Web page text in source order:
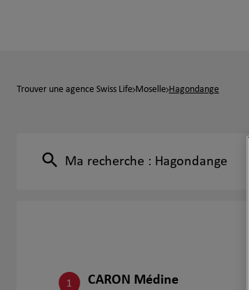
Trouver une agence Swiss Life Moselle Hagondange
Ma recherche : Hagondange
1 CARON Médine